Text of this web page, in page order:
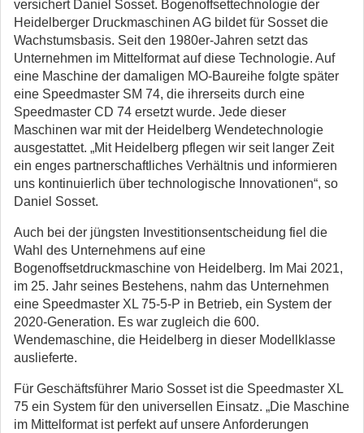
versichert Daniel Sosset. Bogenoffsettechnologie der
Heidelberger Druckmaschinen AG bildet für Sosset die
Wachstumsbasis. Seit den 1980er-Jahren setzt das
Unternehmen im Mittelformat auf diese Technologie. Auf
eine Maschine der damaligen MO-Baureihe folgte später
eine Speedmaster SM 74, die ihrerseits durch eine
Speedmaster CD 74 ersetzt wurde. Jede dieser
Maschinen war mit der Heidelberg Wendetechnologie
ausgestattet. „Mit Heidelberg pflegen wir seit langer Zeit
ein enges partnerschaftliches Verhältnis und informieren
uns kontinuierlich über technologische Innovationen“, so
Daniel Sosset.
Auch bei der jüngsten Investitionsentscheidung fiel die
Wahl des Unternehmens auf eine
Bogenoffsetdruckmaschine von Heidelberg. Im Mai 2021,
im 25. Jahr seines Bestehens, nahm das Unternehmen
eine Speedmaster XL 75-5-P in Betrieb, ein System der
2020-Generation. Es war zugleich die 600.
Wendemaschine, die Heidelberg in dieser Modellklasse
auslieferte.
Für Geschäftsführer Mario Sosset ist die Speedmaster XL
75 ein System für den universellen Einsatz. „Die Maschine
im Mittelformat ist perfekt auf unsere Anforderungen